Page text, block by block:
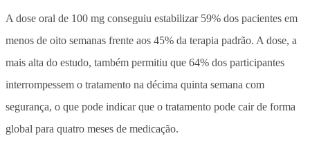
A dose oral de 100 mg conseguiu estabilizar 59% dos pacientes em
menos de oito semanas frente aos 45% da terapia padrão. A dose, a
mais alta do estudo, também permitiu que 64% dos participantes
interrompessem o tratamento na décima quinta semana com
segurança, o que pode indicar que o tratamento pode cair de forma
global para quatro meses de medicação.